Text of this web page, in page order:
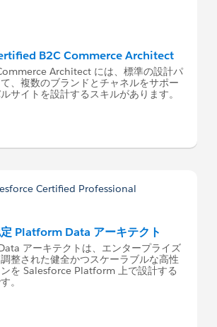
B2C Commerce Architect
Architect には、標準の設計パ
、複数のブランドとチャネルをサポー
サイトを設計するスキルがあります。
Platform Data アーキテクト
アーキテクトは、エンタープライズ
整された健全かつスケーラブルな高性
を Salesforce Platform 上で設計する
。